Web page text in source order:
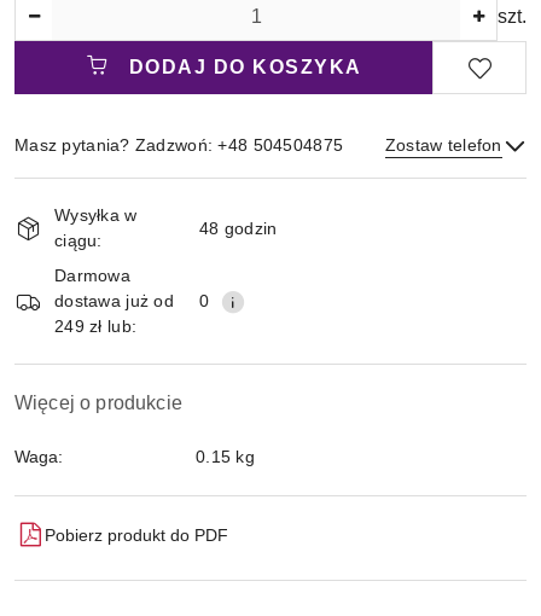
szt.
DODAJ DO KOSZYKA
Masz pytania? Zadzwoń: +48 504504875 Zostaw telefon
i
dostawa
Wysyłka w
ciągu:
48 godzin
Darmowa
dostawa już od
249 zł lub:
0
Więcej o produkcie
Waga: 0.15 kg
Pobierz produkt do PDF